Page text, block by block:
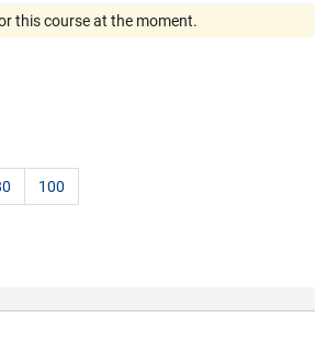
this course at the moment.
100